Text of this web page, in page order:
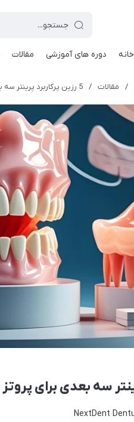
خانه دوره های آموزشی مقالات
/ مقالات / 5 رزین پرکاربرد پرینتر سه بعدی برای پروتز دندان متحرک